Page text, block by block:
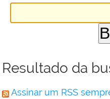
Resultado da
Assinar um RSS